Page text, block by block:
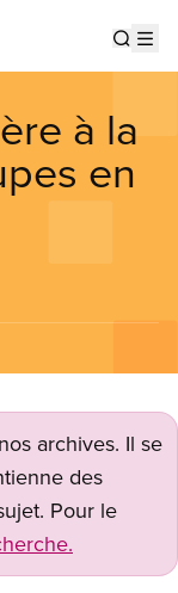
à la
en
archives. Il se
des
Pour le